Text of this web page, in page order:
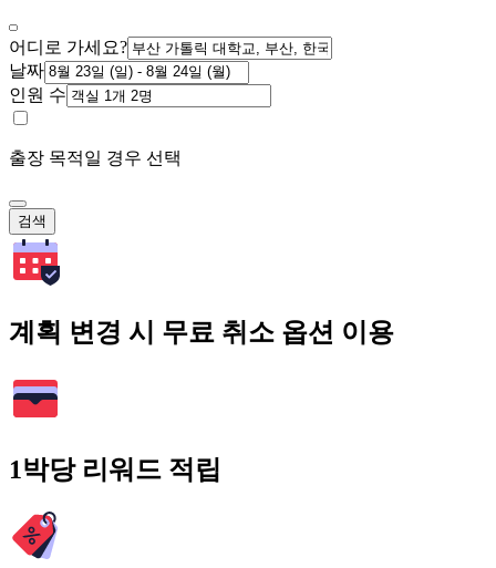
어디로 가세요?
날짜
인원 수
출장 목적일 경우 선택
검색
계획 변경 시 무료 취소 옵션 이용
1박당 리워드 적립